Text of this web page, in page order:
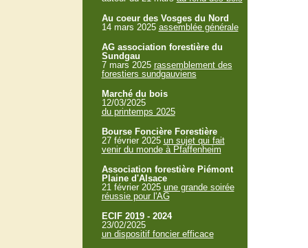
Au coeur des Vosges du Nord
14 mars 2025 assemblée générale
AG association forestière du
Sundgau
7 mars 2025 rassemblement des
forestiers sundgauviens
Marché du bois
12/03/2025
du printemps 2025
Bourse Foncière Forestière
27 février 2025 un sujet qui fait
venir du monde à Pfaffenheim
Association forestière Piémont
Plaine d'Alsace
21 février 2025 une grande soirée
réussie pour l'AG
ECIF 2019 - 2024
23/02/2025
un dispositif foncier efficace